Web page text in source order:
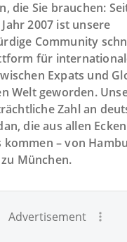
die Sie brauchen:
2007 ist unsere
Community
für
Expats und
Welt geworden.
Zahl an
die aus allen Ecken
kommen – von
München.
Advertisement